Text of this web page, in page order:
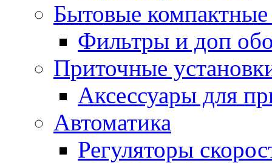
Бытовые
Фильтры и доп
Приточные
Аксессуары для
Автоматика
Регуляторы